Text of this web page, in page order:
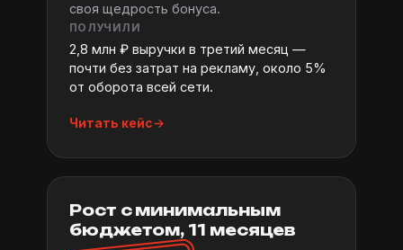
своя щедрость бонуса.
ПОЛУЧИЛИ
2,8 млн ₽ выручки в третий месяц —
почти без затрат на рекламу, около 5%
от оборота всей сети.
Читать кейс
Рост с минимальным
бюджетом, 11 месяцев